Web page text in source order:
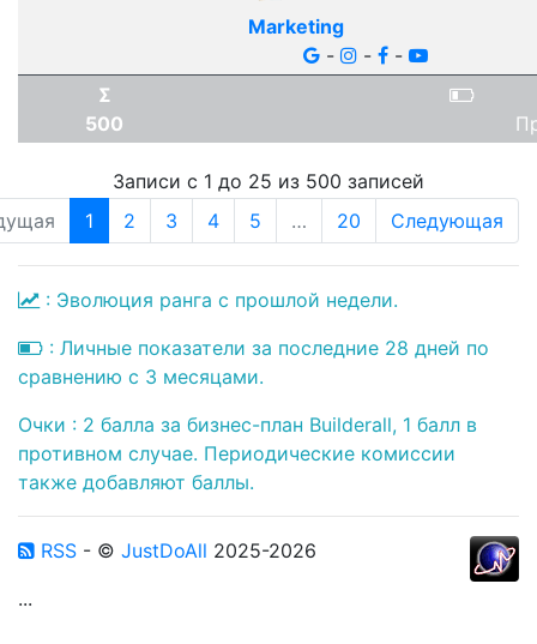
Marketing
-
-
-
Σ
500
Записи с 1 до 25 из 500 записей
1 2 3 4 5 … 20 Следующая
: Эволюция ранга с прошлой недели.
: Личные показатели за последние 28 дней по
сравнению с 3 месяцами.
Очки : 2 балла за бизнес-план Builderall, 1 балл в
противном случае. Периодические комиссии
также добавляют баллы.
RSS - © JustDoAll 2025-2026
...